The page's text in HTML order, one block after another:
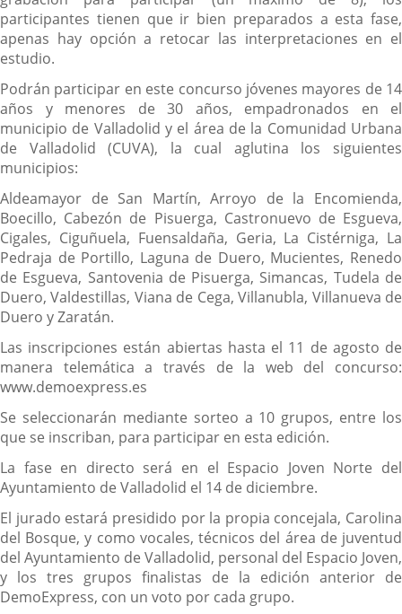
participantes tienen que ir bien preparados a esta fase,
apenas hay opción a retocar las interpretaciones en el
estudio.
Podrán participar en este concurso jóvenes mayores de 14
años y menores de 30 años, empadronados en el
municipio de Valladolid y el área de la Comunidad Urbana
de Valladolid (CUVA), la cual aglutina los siguientes
municipios:
Aldeamayor de San Martín, Arroyo de la Encomienda,
Boecillo, Cabezón de Pisuerga, Castronuevo de Esgueva,
Cigales, Ciguñuela, Fuensaldaña, Geria, La Cistérniga, La
Pedraja de Portillo, Laguna de Duero, Mucientes, Renedo
de Esgueva, Santovenia de Pisuerga, Simancas, Tudela de
Duero, Valdestillas, Viana de Cega, Villanubla, Villanueva de
Duero y Zaratán.
Las inscripciones están abiertas hasta el 11 de agosto de
manera telemática a través de la web del concurso:
www.demoexpress.es
Se seleccionarán mediante sorteo a 10 grupos, entre los
que se inscriban, para participar en esta edición.
La fase en directo será en el Espacio Joven Norte del
Ayuntamiento de Valladolid el 14 de diciembre.
El jurado estará presidido por la propia concejala, Carolina
del Bosque, y como vocales, técnicos del área de juventud
del Ayuntamiento de Valladolid, personal del Espacio Joven,
y los tres grupos finalistas de la edición anterior de
DemoExpress, con un voto por cada grupo.